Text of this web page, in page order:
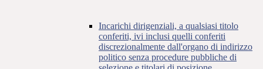
Incarichi dirigenziali, a qualsiasi titolo
conferiti, ivi inclusi quelli conferiti
discrezionalmente dall'organo di indirizzo
politico senza procedure pubbliche di